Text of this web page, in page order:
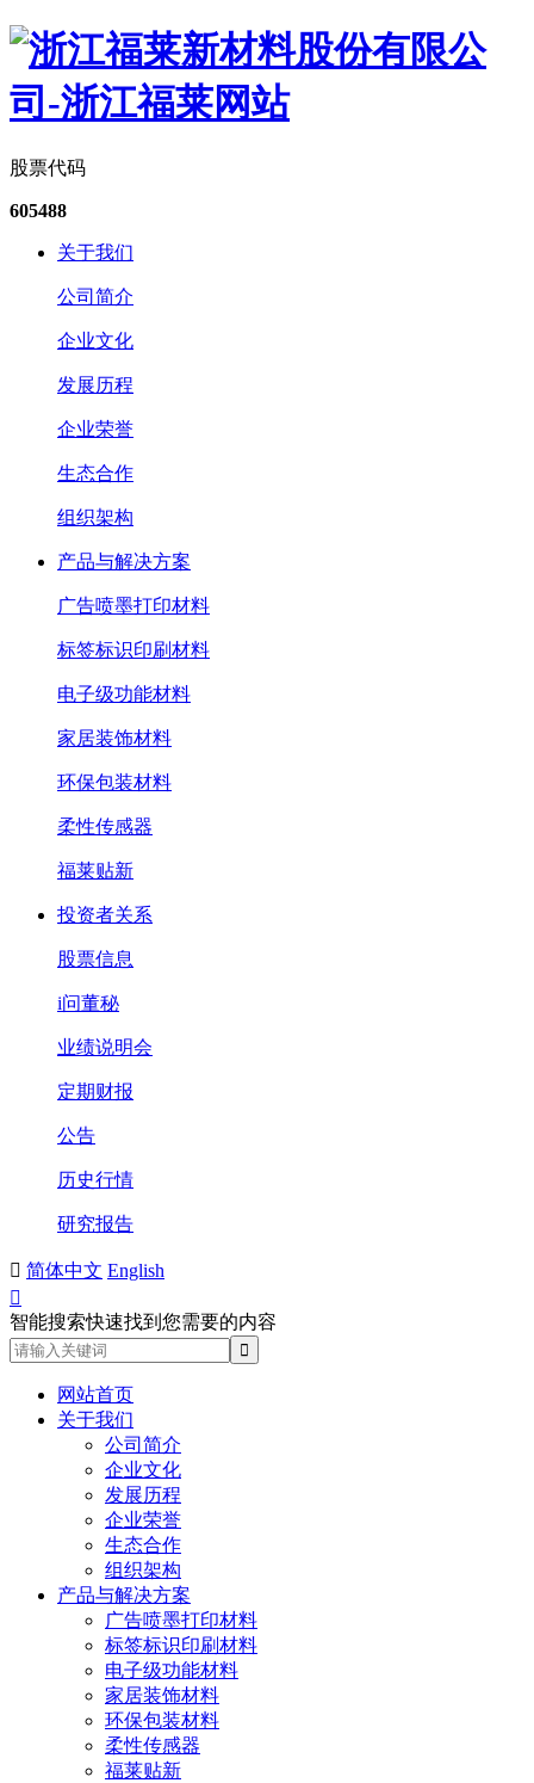
股票代码
605488
关于我们
公司简介
企业文化
发展历程
企业荣誉
生态合作
组织架构
产品与解决方案
广告喷墨打印材料
标签标识印刷材料
电子级功能材料
家居装饰材料
环保包装材料
柔性传感器
福莱贴新
投资者关系
股票信息
i问董秘
业绩说明会
定期财报
公告
历史行情
研究报告
 简体中文 English

智能搜索快速找到您需要的内容
网站首页
关于我们
公司简介
企业文化
发展历程
企业荣誉
生态合作
组织架构
产品与解决方案
广告喷墨打印材料
标签标识印刷材料
电子级功能材料
家居装饰材料
环保包装材料
柔性传感器
福莱贴新